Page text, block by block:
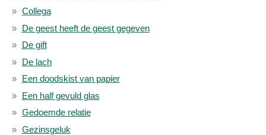
Collega
De geest heeft de geest gegeven
De gift
De lach
Een doodskist van papier
Een half gevuld glas
Gedoemde relatie
Gezinsgeluk